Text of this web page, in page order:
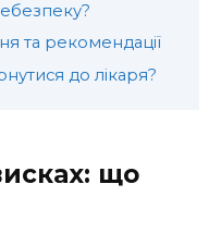
та рекомендації
до лікаря?
що